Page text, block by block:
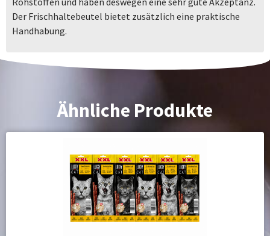
Der Frischhaltebeutel bietet zusätzlich eine praktische
Handhabung.
Ähnliche Produkte